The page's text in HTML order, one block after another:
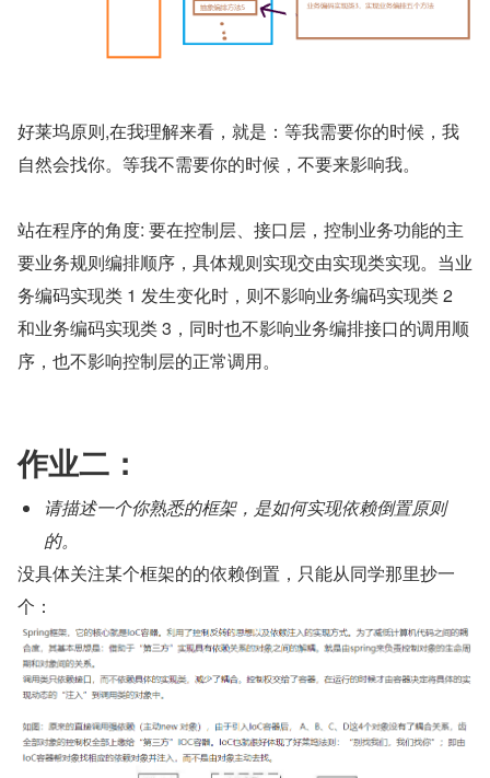
好莱坞原则,在我理解来看，就是：等我需要你的时候，我
自然会找你。等我不需要你的时候，不要来影响我。
站在程序的角度: 要在控制层、接口层，控制业务功能的主
要业务规则编排顺序，具体规则实现交由实现类实现。当业
务编码实现类 1 发生变化时，则不影响业务编码实现类 2
和业务编码实现类 3，同时也不影响业务编排接口的调用顺
序，也不影响控制层的正常调用。
作业二：
请描述一个你熟悉的框架，是如何实现依赖倒置原则
的。
没具体关注某个框架的的依赖倒置，只能从同学那里抄一
个：